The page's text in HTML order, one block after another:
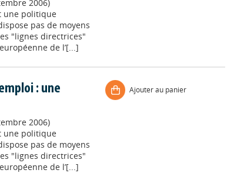
2006)
une politique
pas de moyens
"lignes directrices"
de l’[...]
: une
2006)
une politique
pas de moyens
"lignes directrices"
de l’[...]
Ajouter au panier